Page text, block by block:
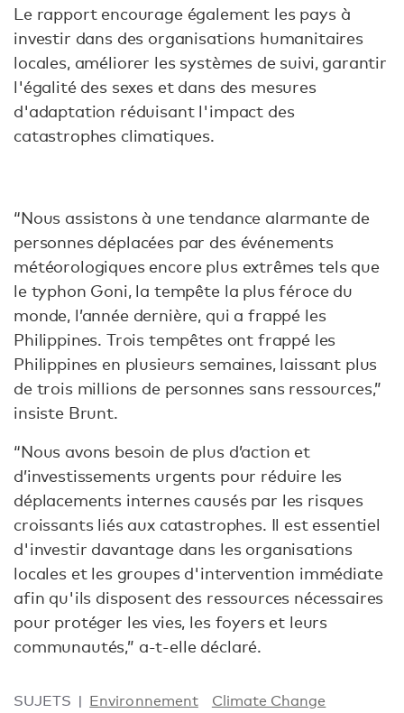
Le rapport encourage également les pays à
investir dans des organisations humanitaires
locales, améliorer les systèmes de suivi, garantir
l'égalité des sexes et dans des mesures
d'adaptation réduisant l'impact des
catastrophes climatiques.
“Nous assistons à une tendance alarmante de
personnes déplacées par des événements
météorologiques encore plus extrêmes tels que
le typhon Goni, la tempête la plus féroce du
monde, l’année dernière, qui a frappé les
Philippines. Trois tempêtes ont frappé les
Philippines en plusieurs semaines, laissant plus
de trois millions de personnes sans ressources,”
insiste Brunt.
“Nous avons besoin de plus d’action et
d’investissements urgents pour réduire les
déplacements internes causés par les risques
croissants liés aux catastrophes. Il est essentiel
d'investir davantage dans les organisations
locales et les groupes d'intervention immédiate
afin qu'ils disposent des ressources nécessaires
pour protéger les vies, les foyers et leurs
communautés,” a-t-elle déclaré.
SUJETS Environnement Climate Change